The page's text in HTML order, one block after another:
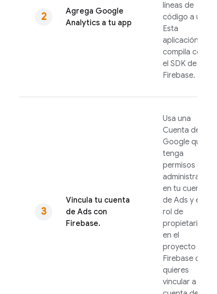
Agrega Google
Analytics a tu app
líneas de
código a un
Esta
aplicación se
compila con
el SDK de
Firebase.
Vincula tu cuenta
de Ads con
Firebase.
Usa una
Cuenta de
Google que
tenga
permisos de
administrador
en tu cuenta
de Ads y el
rol de
propietario
en el
proyecto de
Firebase que
quieres
vincular a tu